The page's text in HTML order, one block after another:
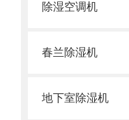
除湿空调机
春兰除湿机
地下室除湿机